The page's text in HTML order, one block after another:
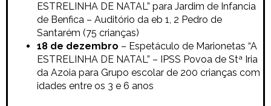
ESTRELINHA DE NATAL” para Jardim de Infancia
de Benfica – Auditório da eb 1, 2 Pedro de
Santarém (75 crianças)
18 de dezembro – Espetáculo de Marionetas “A
ESTRELINHA DE NATAL” – IPSS Povoa de Stª Iria
da Azoia para Grupo escolar de 200 crianças com
idades entre os 3 e 6 anos